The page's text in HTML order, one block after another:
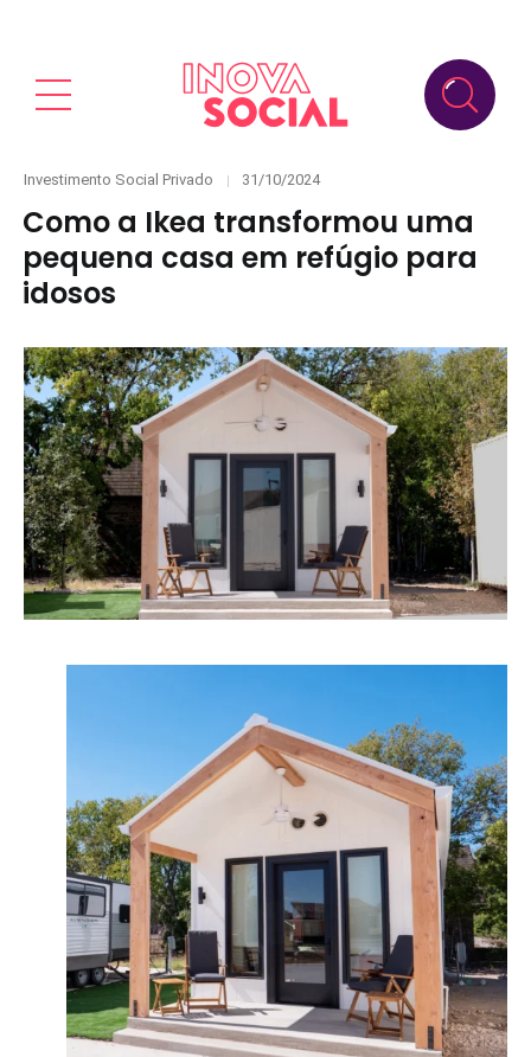
Categories
Investimento Social Privado
Posted
31/10/2024
Como a Ikea transformou uma
pequena casa em refúgio para
idosos